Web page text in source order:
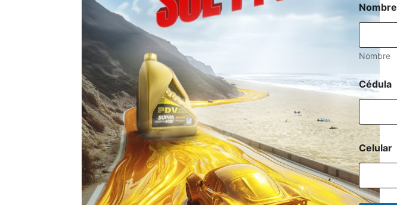
Nombre
Nombre
Cédula
Celular